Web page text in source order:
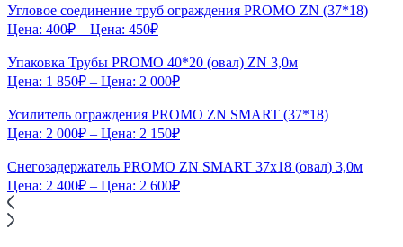
Угловое соединение труб ограждения PROMO ZN (37*18)
Цена: 400₽ – Цена: 450₽
Упаковка Трубы PROMO 40*20 (овал) ZN 3,0м
Цена: 1 850₽ – Цена: 2 000₽
Усилитель ограждения PROMO ZN SMART (37*18)
Цена: 2 000₽ – Цена: 2 150₽
Снегозадержатель PROMO ZN SMART 37x18 (овал) 3,0м
Цена: 2 400₽ – Цена: 2 600₽